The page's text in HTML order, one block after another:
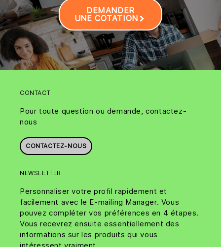
DEMANDER
UNE COTATION
CONTACT
Pour toute question ou demande, contactez-
nous
CONTACTEZ-NOUS
NEWSLETTER
Personnaliser votre profil rapidement et
facilement avec le E-mailing Manager. Vous
pouvez compléter vos préférences en 4 étapes.
Vous recevrez ensuite essentiellement des
informations sur les produits qui vous